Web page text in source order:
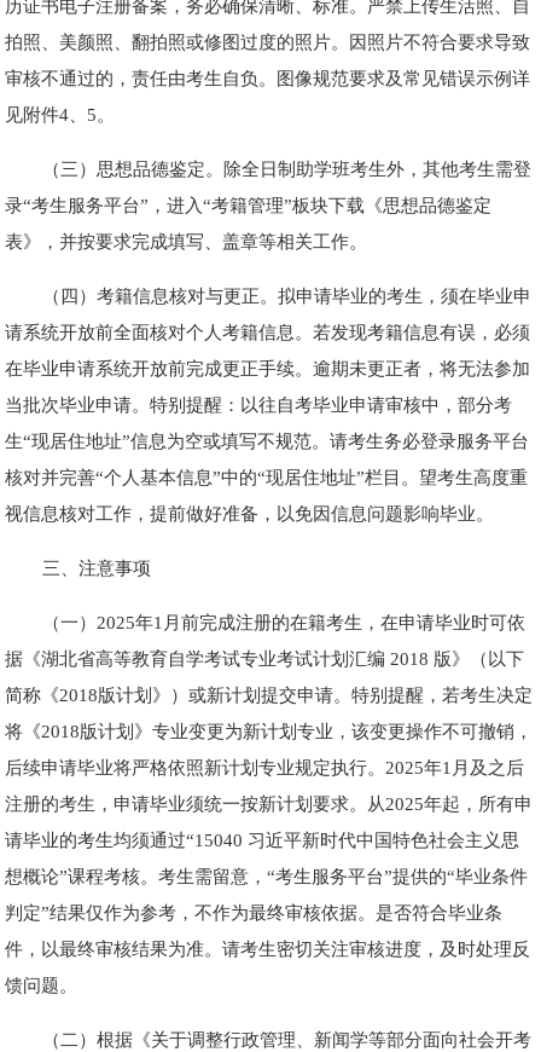
历证书电子注册备案，务必确保清晰、标准。严禁上传生活照、自
拍照、美颜照、翻拍照或修图过度的照片。因照片不符合要求导致
审核不通过的，责任由考生自负。图像规范要求及常见错误示例详
见附件4、5。
（三）思想品德鉴定。除全日制助学班考生外，其他考生需登
录“考生服务平台”，进入“考籍管理”板块下载《思想品德鉴定
表》，并按要求完成填写、盖章等相关工作。
（四）考籍信息核对与更正。拟申请毕业的考生，须在毕业申
请系统开放前全面核对个人考籍信息。若发现考籍信息有误，必须
在毕业申请系统开放前完成更正手续。逾期未更正者，将无法参加
当批次毕业申请。特别提醒：以往自考毕业申请审核中，部分考
生“现居住地址”信息为空或填写不规范。请考生务必登录服务平台
核对并完善“个人基本信息”中的“现居住地址”栏目。望考生高度重
视信息核对工作，提前做好准备，以免因信息问题影响毕业。
三、注意事项
（一）2025年1月前完成注册的在籍考生，在申请毕业时可依
据《湖北省高等教育自学考试专业考试计划汇编 2018 版》（以下
简称《2018版计划》）或新计划提交申请。特别提醒，若考生决定
将《2018版计划》专业变更为新计划专业，该变更操作不可撤销，
后续申请毕业将严格依照新计划专业规定执行。2025年1月及之后
注册的考生，申请毕业须统一按新计划要求。从2025年起，所有申
请毕业的考生均须通过“15040 习近平新时代中国特色社会主义思
想概论”课程考核。考生需留意，“考生服务平台”提供的“毕业条件
判定”结果仅作为参考，不作为最终审核依据。是否符合毕业条
件，以最终审核结果为准。请考生密切关注审核进度，及时处理反
馈问题。
（二）根据《关于调整行政管理、新闻学等部分面向社会开考